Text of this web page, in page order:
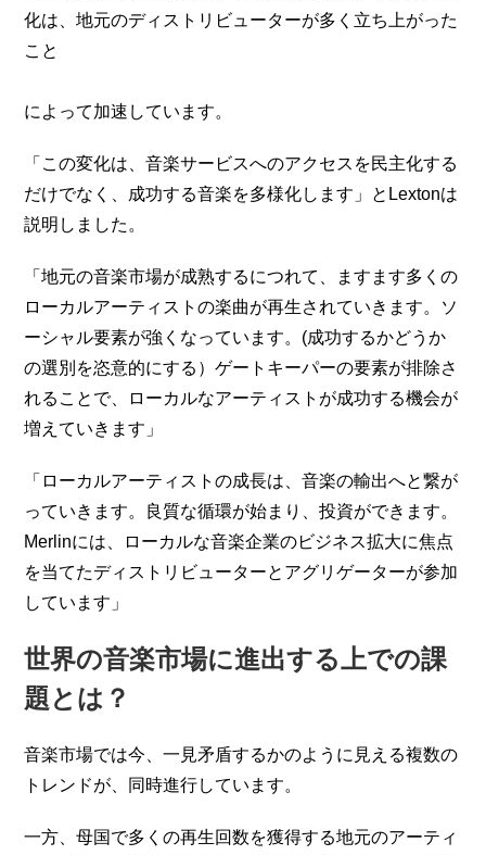
化は、地元のディストリビューターが多く立ち上がった
こと
によって加速しています。
「この変化は、音楽サービスへのアクセスを民主化する
だけでなく、成功する音楽を多様化します」とLextonは
説明しました。
「地元の音楽市場が成熟するにつれて、ますます多くの
ローカルアーティストの楽曲が再生されていきます。ソ
ーシャル要素が強くなっています。(成功するかどうか
の選別を恣意的にする）ゲートキーパーの要素が排除さ
れることで、ローカルなアーティストが成功する機会が
増えていきます」
「ローカルアーティストの成長は、音楽の輸出へと繋が
っていきます。良質な循環が始まり、投資ができます。
Merlinには、ローカルな音楽企業のビジネス拡大に焦点
を当てたディストリビューターとアグリゲーターが参加
しています」
世界の音楽市場に進出する上での課
題とは？
音楽市場では今、一見矛盾するかのように見える複数の
トレンドが、同時進行しています。
一方、母国で多くの再生回数を獲得する地元のアーティ